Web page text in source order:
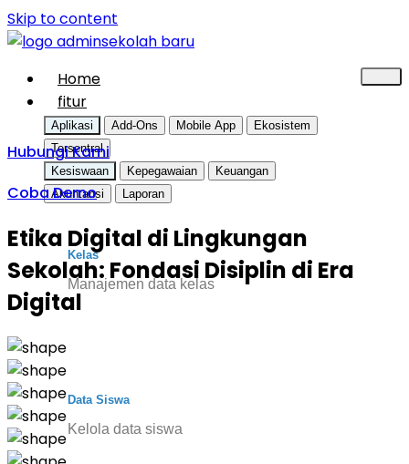
Skip to content
Home
fitur
Aplikasi Add-Ons Mobile App
Ekosistem
Tersentral
Kesiswaan
Kepegawaian
Keuangan
Akuntansi
Laporan
Kelas
Manajemen data kelas
Data Siswa
Kelola data siswa
Hubungi Kami
Coba Demo
Etika Digital di Lingkungan
Sekolah: Fondasi Disiplin di Era
Digital